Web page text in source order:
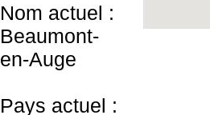
Nom actuel :
Beaumont-
en-Auge
Pays actuel :